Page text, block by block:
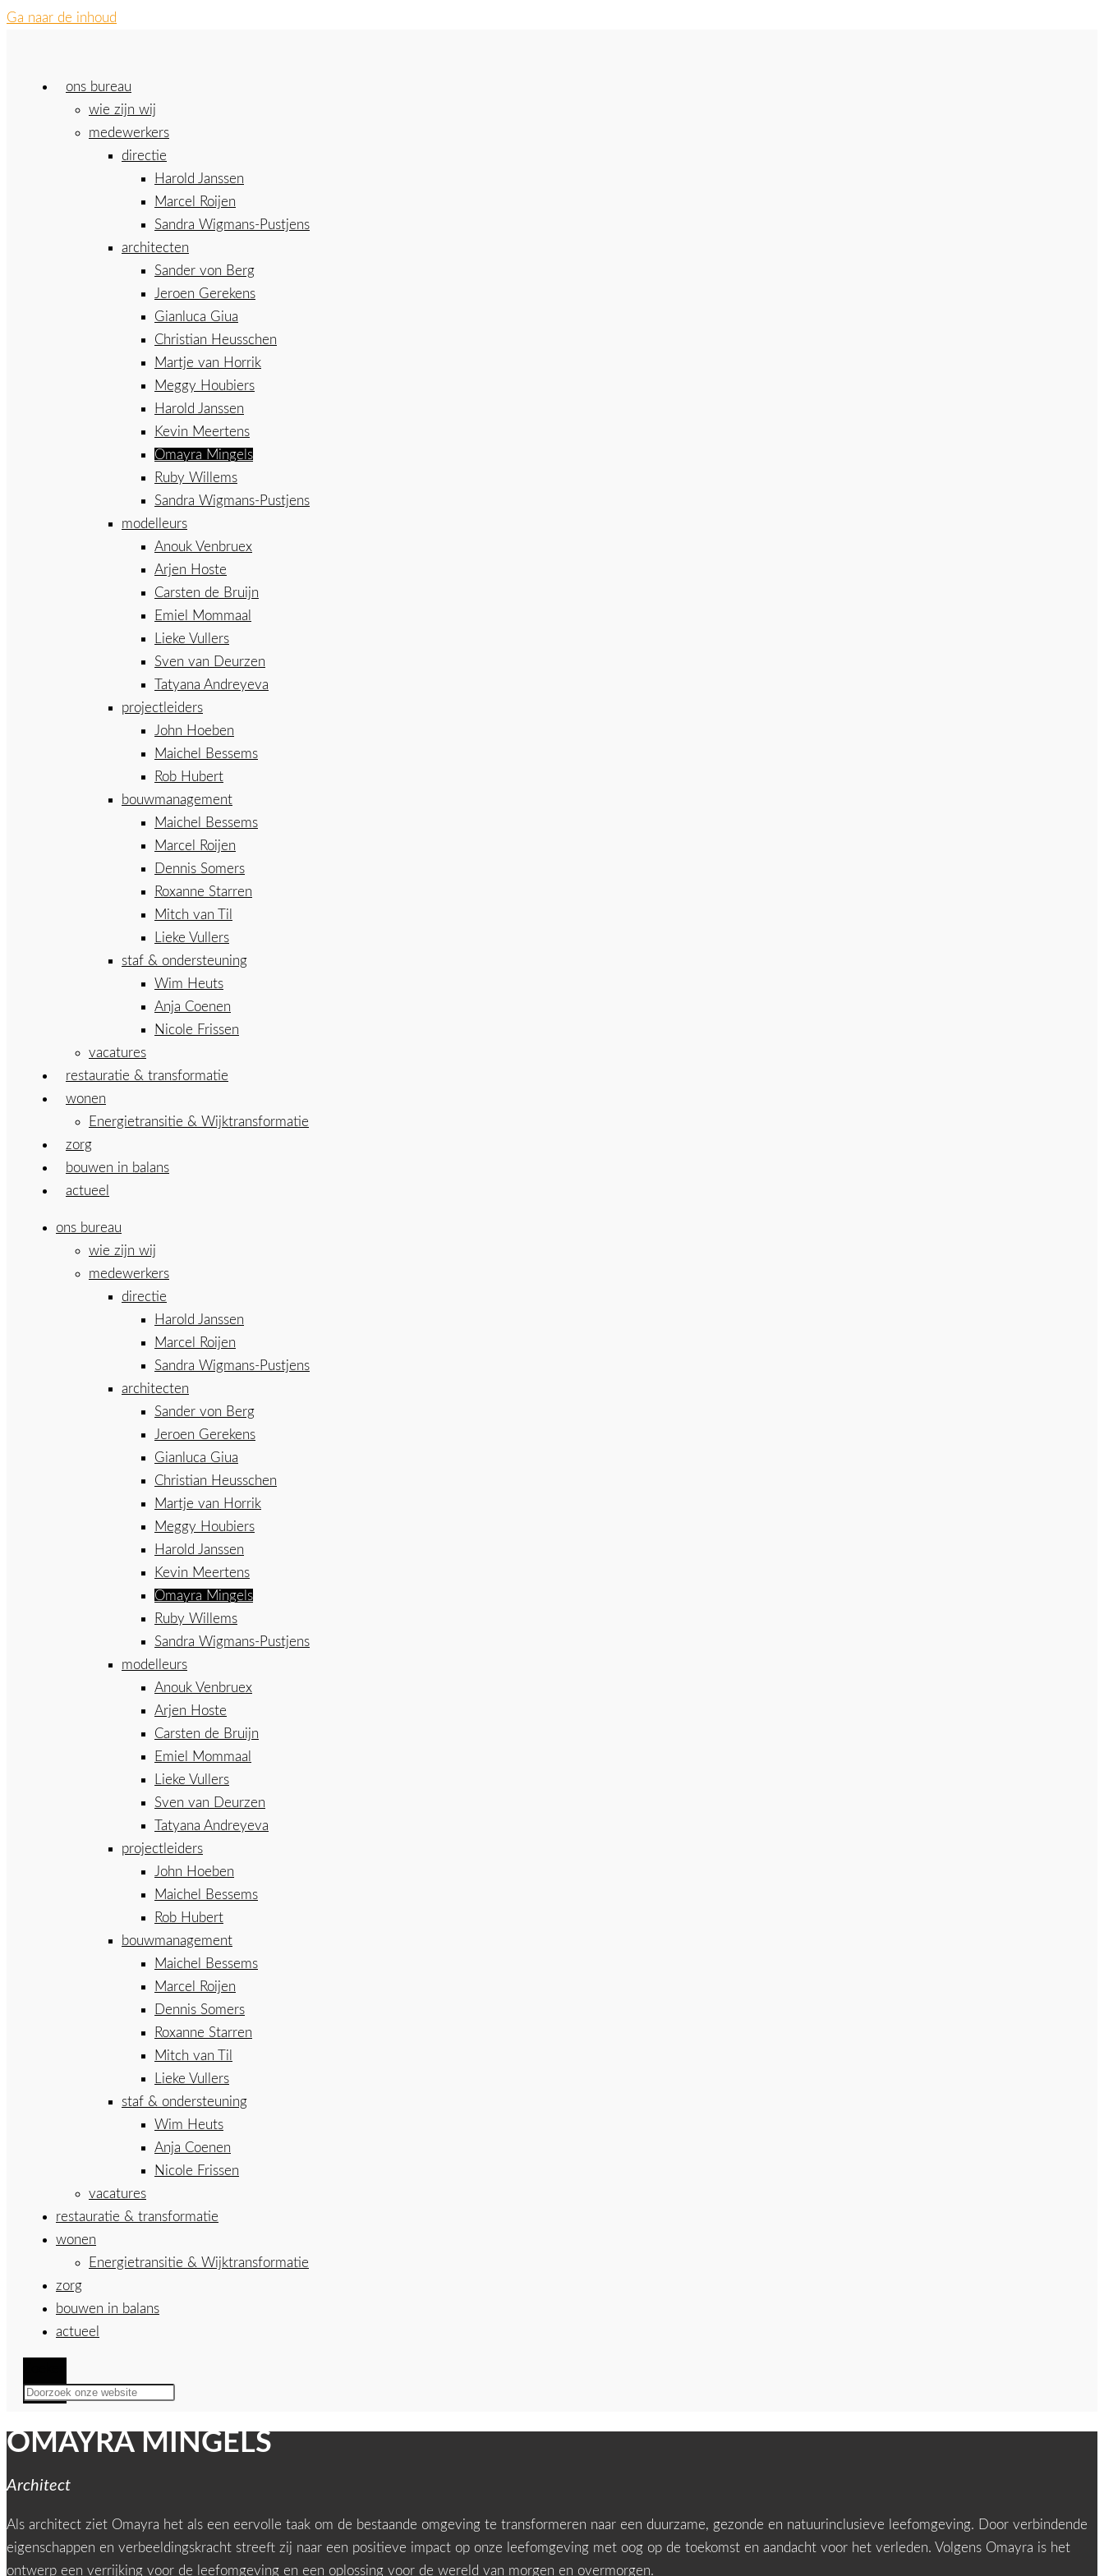
Ga naar de inhoud
ons bureau
wie zijn wij
medewerkers
directie
Harold Janssen
Marcel Roijen
Sandra Wigmans-Pustjens
architecten
Sander von Berg
Jeroen Gerekens
Gianluca Giua
Christian Heusschen
Martje van Horrik
Meggy Houbiers
Harold Janssen
Kevin Meertens
Omayra Mingels
Ruby Willems
Sandra Wigmans-Pustjens
modelleurs
Anouk Venbruex
Arjen Hoste
Carsten de Bruijn
Emiel Mommaal
Lieke Vullers
Sven van Deurzen
Tatyana Andreyeva
projectleiders
John Hoeben
Maichel Bessems
Rob Hubert
bouwmanagement
Maichel Bessems
Marcel Roijen
Dennis Somers
Roxanne Starren
Mitch van Til
Lieke Vullers
staf & ondersteuning
Wim Heuts
Anja Coenen
Nicole Frissen
vacatures
restauratie & transformatie
wonen
Energietransitie & Wijktransformatie
zorg
bouwen in balans
actueel
ons bureau
wie zijn wij
medewerkers
directie
Harold Janssen
Marcel Roijen
Sandra Wigmans-Pustjens
architecten
Sander von Berg
Jeroen Gerekens
Gianluca Giua
Christian Heusschen
Martje van Horrik
Meggy Houbiers
Harold Janssen
Kevin Meertens
Omayra Mingels
Ruby Willems
Sandra Wigmans-Pustjens
modelleurs
Anouk Venbruex
Arjen Hoste
Carsten de Bruijn
Emiel Mommaal
Lieke Vullers
Sven van Deurzen
Tatyana Andreyeva
projectleiders
John Hoeben
Maichel Bessems
Rob Hubert
bouwmanagement
Maichel Bessems
Marcel Roijen
Dennis Somers
Roxanne Starren
Mitch van Til
Lieke Vullers
staf & ondersteuning
Wim Heuts
Anja Coenen
Nicole Frissen
vacatures
restauratie & transformatie
wonen
Energietransitie & Wijktransformatie
zorg
bouwen in balans
actueel
OMAYRA MINGELS
Architect
Als architect ziet Omayra het als een eervolle taak om de bestaande omgeving te transformeren naar een duurzame, gezonde en natuurinclusieve leefomgeving. Door verbindende
eigenschappen en verbeeldingskracht streeft zij naar een positieve impact op onze leefomgeving met oog op de toekomst en aandacht voor het verleden. Volgens Omayra is het
ontwerp een verrijking voor de leefomgeving en een oplossing voor de wereld van morgen en overmorgen.